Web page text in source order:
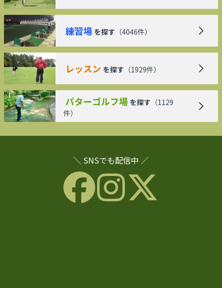
練習場 を探す （4046件）
レッスン を探す （1929件）
パターゴルフ場 を探す （1129
件）
＼ SNSでも配信中 ／